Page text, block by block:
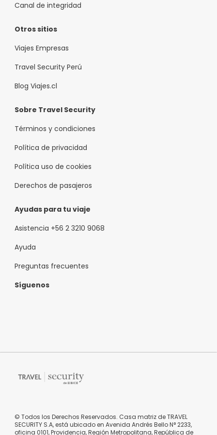
Canal de integridad
Otros sitios
Viajes Empresas
Travel Security Perú
Blog Viajes.cl
Sobre Travel Security
Términos y condiciones
Política de privacidad
Política uso de cookies
Derechos de pasajeros
Ayudas para tu viaje
Asistencia +56 2 3210 9068
Ayuda
Preguntas frecuentes
Síguenos
© Todos los Derechos Reservados. Casa matriz de TRAVEL
SECURITY S.A, está ubicado en Avenida Andrés Bello N° 2233,
oficina 0101, Providencia, Región Metropolitana, República de